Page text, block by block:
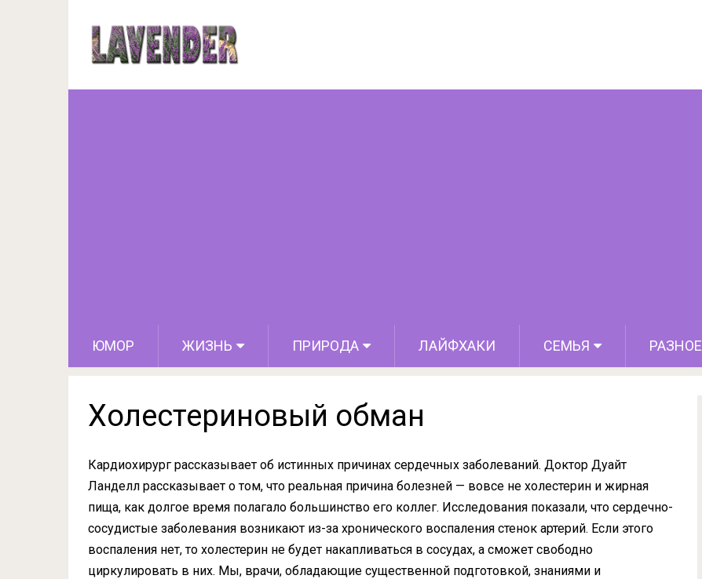
ЮМОР ЖИЗНЬ ПРИРОДА ЛАЙФХАКИ СЕМЬЯ РАЗНОЕ
Холестериновый обман
Кардиохирург рассказывает об истинных причинах сердечных заболеваний. Доктор Дуайт
Ланделл рассказывает о том, что реальная причина болезней — вовсе не холестерин и жирная
пища, как долгое время полагало большинство его коллег. Исследования показали, что сердечно-
сосудистые заболевания возникают из-за хронического воспаления стенок артерий. Если этого
воспаления нет, то холестерин не будет накапливаться в сосудах, а сможет свободно
циркулировать в них. Мы, врачи, обладающие существенной подготовкой, знаниями и